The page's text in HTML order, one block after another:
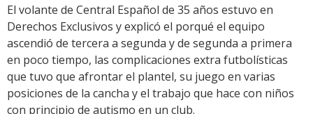
Link
El volante de Central Español de 35 años estuvo en
Derechos Exclusivos y explicó el porqué el equipo
ascendió de tercera a segunda y de segunda a primera
en poco tiempo, las complicaciones extra futbolísticas
que tuvo que afrontar el plantel, su juego en varias
posiciones de la cancha y el trabajo que hace con niños
con principio de autismo en un club.